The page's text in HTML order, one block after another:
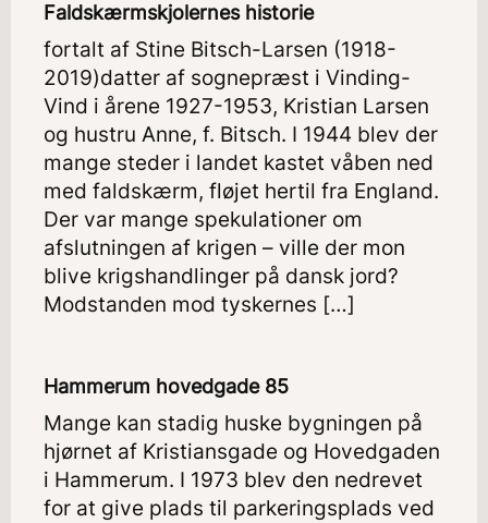
Faldskærmskjolernes historie
fortalt af Stine Bitsch-Larsen (1918-
2019)datter af sognepræst i Vinding-
Vind i årene 1927-1953, Kristian Larsen
og hustru Anne, f. Bitsch. I 1944 blev der
mange steder i landet kastet våben ned
med faldskærm, fløjet hertil fra England.
Der var mange spekulationer om
afslutningen af krigen – ville der mon
blive krigshandlinger på dansk jord?
Modstanden mod tyskernes […]
Hammerum hovedgade 85
Mange kan stadig huske bygningen på
hjørnet af Kristiansgade og Hovedgaden
i Hammerum. I 1973 blev den nedrevet
for at give plads til parkeringsplads ved